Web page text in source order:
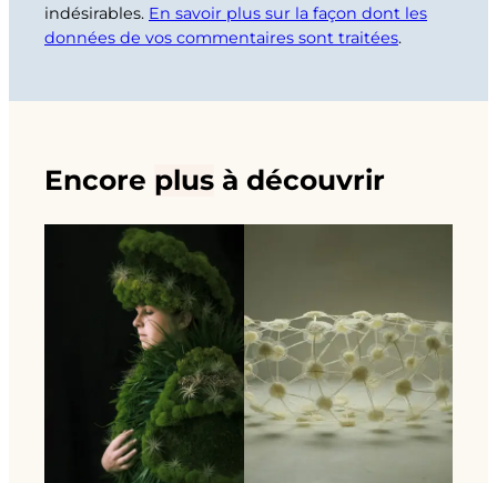
indésirables. En savoir plus sur la façon dont les
données de vos commentaires sont traitées.
Encore plus à découvrir